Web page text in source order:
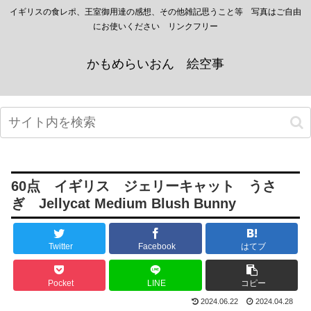
イギリスの食レポ、王室御用達の感想、その他雑記思うこと等 写真はご自由
にお使いください リンクフリー
かもめらいおん 絵空事
60点 イギリス ジェリーキャット うさ
ぎ Jellycat Medium Blush Bunny
Twitter Facebook はてブ
Pocket LINE コピー
2024.06.22 2024.04.28